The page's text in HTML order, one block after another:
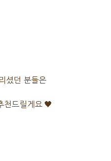
셨던 분들은
천드릴게요 🖤